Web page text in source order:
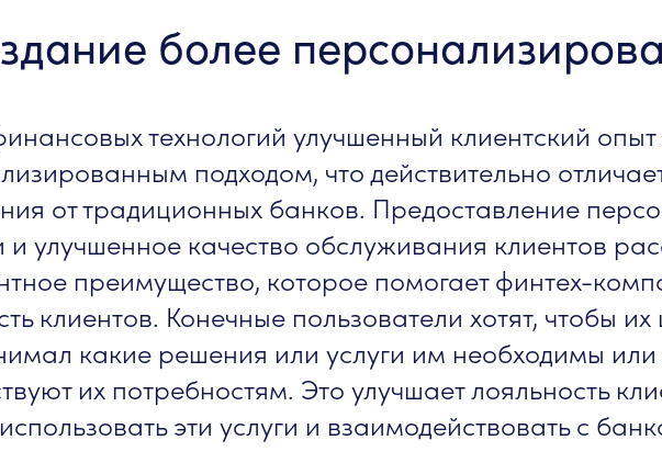
более
технологий улучшенный клиентский опыт
подходом, что действительно
от традиционных банков. Предоставление
улучшенное качество обслуживания клиентов
преимущество, которое помогает финтех-
клиентов. Конечные пользователи хотят, чтобы
какие решения или услуги им необходимы или
их потребностям. Это улучшает лояльность
эти услуги и взаимодействовать с